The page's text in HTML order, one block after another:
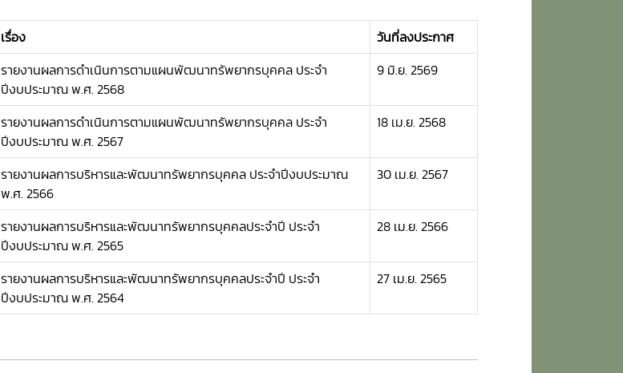
เรื่อง
วันที่ลงประกาศ
รายงานผลการดำเนินการตามแผนพัฒนาทรัพยากรบุคคล ประจำ
ปีงบประมาณ พ.ศ. 2568
9 มิ.ย. 2569
รายงานผลการดำเนินการตามแผนพัฒนาทรัพยากรบุคคล ประจำ
ปีงบประมาณ พ.ศ. 2567
18 เม.ย. 2568
รายงานผลการบริหารและพัฒนาทรัพยากรบุคคล ประจำปีงบประมาณ
พ.ศ. 2566
30 เม.ย. 2567
รายงานผลการบริหารและพัฒนาทรัพยากรบุคคลประจำปี ประจำ
ปีงบประมาณ พ.ศ. 2565
28 เม.ย. 2566
รายงานผลการบริหารและพัฒนาทรัพยากรบุคคลประจำปี ประจำ
ปีงบประมาณ พ.ศ. 2564
27 เม.ย. 2565